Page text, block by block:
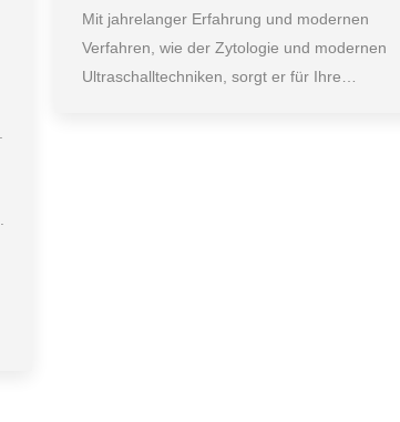
Mit jahrelanger Erfahrung und modernen
Verfahren, wie der Zytologie und modernen
Ultraschalltechniken, sorgt er für Ihre…